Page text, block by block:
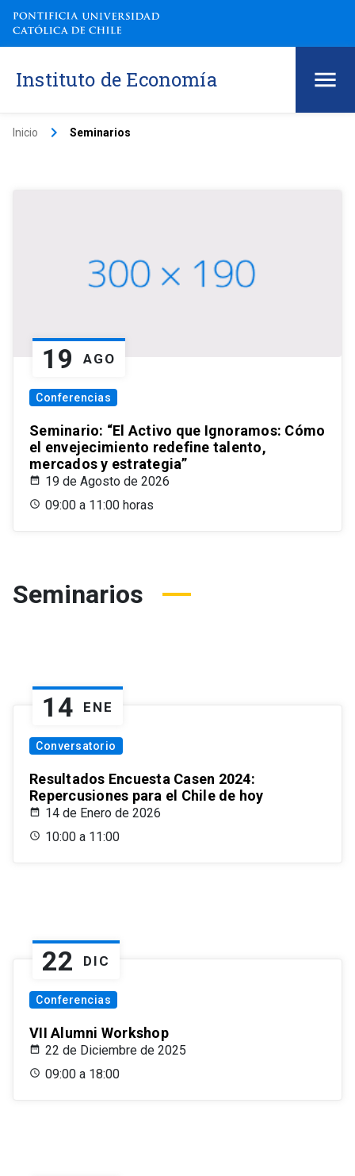
Instituto de Economía
Inicio keyboard_arrow_right Seminarios
19 AGO
Conferencias
Seminario: “El Activo que Ignoramos: Cómo
el envejecimiento redefine talento,
mercados y estrategia”
19 de Agosto de 2026
09:00 a 11:00 horas
Seminarios
14 ENE
Conversatorio
Resultados Encuesta Casen 2024:
Repercusiones para el Chile de hoy
14 de Enero de 2026
10:00 a 11:00
22 DIC
Conferencias
VII Alumni Workshop
22 de Diciembre de 2025
09:00 a 18:00